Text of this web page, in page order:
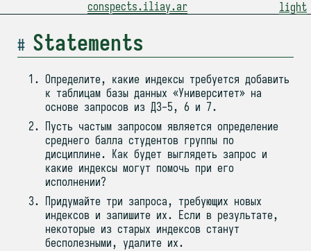
conspects.iliay.ar light
Statements
Определите, какие индексы требуется добавить
к таблицам базы данных «Университет» на
основе запросов из ДЗ-5, 6 и 7.
Пусть частым запросом является определение
среднего балла студентов группы по
дисциплине. Как будет выглядеть запрос и
какие индексы могут помочь при его
исполнении?
Придумайте три запроса, требующих новых
индексов и запишите их. Если в результате,
некоторые из старых индексов станут
бесполезными, удалите их.